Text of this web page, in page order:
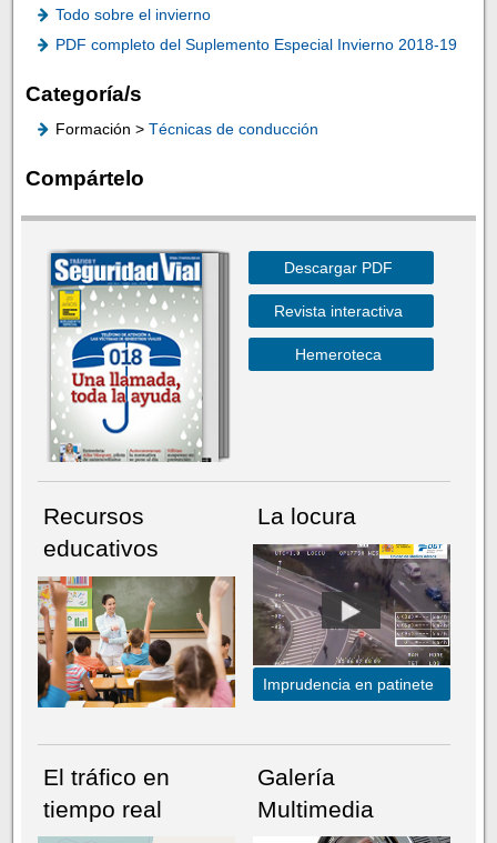
Todo sobre el invierno
PDF completo del Suplemento Especial Invierno 2018-19
Categoría/s
Formación > Técnicas de conducción
Compártelo
Descargar PDF
Revista interactiva
Hemeroteca
Recursos
educativos
La locura
Imprudencia en patinete
El tráfico en
tiempo real
Galería
Multimedia